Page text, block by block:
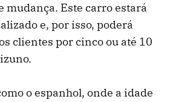
mudança. Este carro estará
e, por isso, poderá
clientes por cinco ou até 10
o espanhol, onde a idade